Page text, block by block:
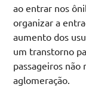
ao entrar nos
organizar a
aumento dos
um transtorno
passageiros não
aglomeração.